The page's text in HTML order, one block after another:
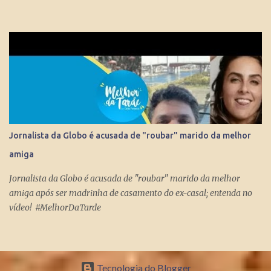
Jornalista da Globo é acusada de "roubar" marido da melhor
amiga
Jornalista da Globo é acusada de "roubar" marido da melhor
amiga após ser madrinha de casamento do ex-casal; entenda no
vídeo! #MelhorDaTarde
Tecnologia do Blogger